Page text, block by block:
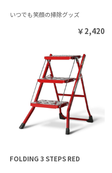
いつでも笑顔の掃除グッズ
￥2,420
FOLDING 3 STEPS RED